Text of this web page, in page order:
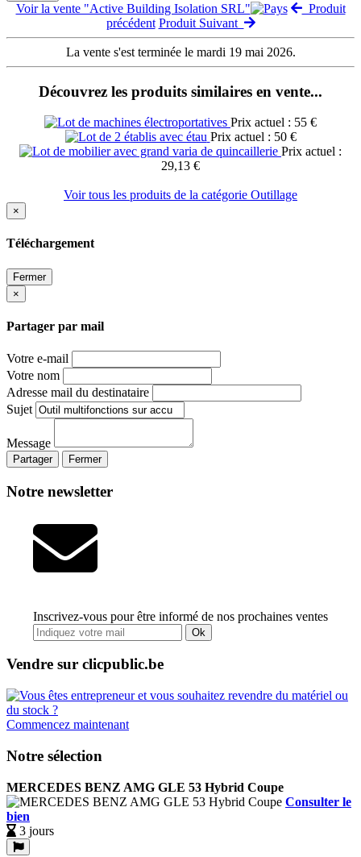
Voir la vente "Active Building Isolation SRL"
Produit
précédent Produit Suivant
La vente s'est terminée le mardi 19 mai 2026.
Découvrez les produits similaires en vente...
Prix actuel : 55 €
Prix actuel : 50 €
Prix actuel :
29,13 €
Voir tous les produits de la catégorie Outillage
×
Téléchargement
Fermer
×
Partager par mail
Votre e-mail
Votre nom
Adresse mail du destinataire
Sujet
Message
Partager Fermer
Notre newsletter
Inscrivez-vous pour être informé de nos prochaines ventes
Ok
Vendre sur clicpublic.be
Commencez maintenant
Notre sélection
MERCEDES BENZ AMG GLE 53 Hybrid Coupe
Consulter le
bien
3 jours